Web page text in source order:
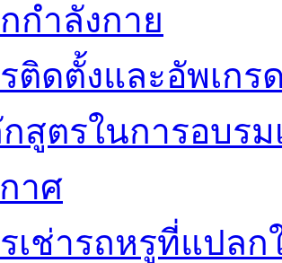
กำลังกาย
ติดตั้งและอัพเกรด
สูตรในการอบร
าศ
เช่ารถหรูที่แปลก